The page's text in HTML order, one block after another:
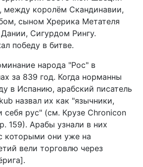
между королём Скандинавии,
сыном Хрерика Метателя
Сигурдом Рингу.
победу в битве.
народа "Рос" в
за 839 год. Когда норманны
в Испанию, арабский писатель
назвал их как "язычники,
себя рус" (см. Крузе Chronicon
159). Арабы узнали в них
которыми они уже на
вели торговлю через